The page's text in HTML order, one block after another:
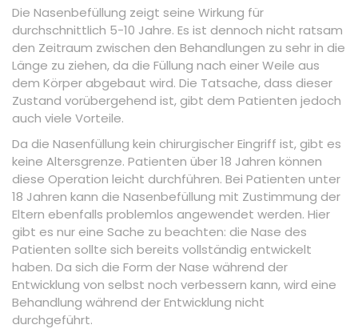
Die Nasenbefüllung zeigt seine Wirkung für
durchschnittlich 5-10 Jahre. Es ist dennoch nicht ratsam
den Zeitraum zwischen den Behandlungen zu sehr in die
Länge zu ziehen, da die Füllung nach einer Weile aus
dem Körper abgebaut wird. Die Tatsache, dass dieser
Zustand vorübergehend ist, gibt dem Patienten jedoch
auch viele Vorteile.
Da die Nasenfüllung kein chirurgischer Eingriff ist, gibt es
keine Altersgrenze. Patienten über 18 Jahren können
diese Operation leicht durchführen. Bei Patienten unter
18 Jahren kann die Nasenbefüllung mit Zustimmung der
Eltern ebenfalls problemlos angewendet werden. Hier
gibt es nur eine Sache zu beachten: die Nase des
Patienten sollte sich bereits vollständig entwickelt
haben. Da sich die Form der Nase während der
Entwicklung von selbst noch verbessern kann, wird eine
Behandlung während der Entwicklung nicht
durchgeführt.